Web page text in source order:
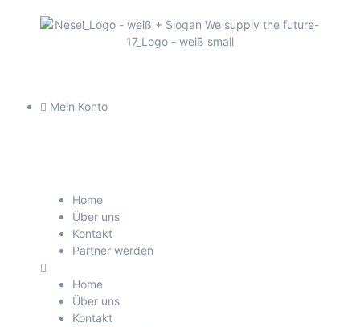
Mein Konto
Home
Über uns
Kontakt
Partner werden
Home
Über uns
Kontakt